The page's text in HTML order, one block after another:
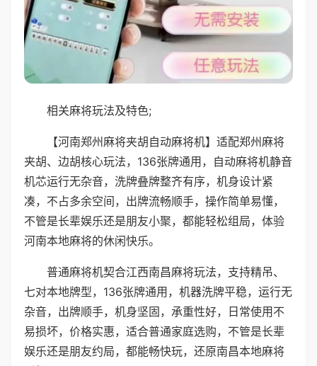
相关麻将玩法及特色;
【河南郑州麻将夹胡自动麻将机】适配郑州麻将
夹胡、边胡核心玩法，136张牌通用，自动麻将机静音
机芯运行无杂音，洗牌叠牌整齐有序，机身设计紧
凑，不占多余空间，出牌流畅顺手，操作简单易懂，
不管是长辈娱乐还是朋友小聚，都能轻松组局，体验
河南本地麻将的休闲快乐。
普通麻将机契合江西南昌麻将玩法，支持精吊、
七对本地牌型，136张牌通用，机器洗牌平稳，运行无
杂音，出牌顺手，机身坚固，承重性好，日常使用不
易损坏，价格实惠，适合普通家庭选购，不管是长辈
娱乐还是朋友约局，都能畅快玩，还原南昌本地麻将